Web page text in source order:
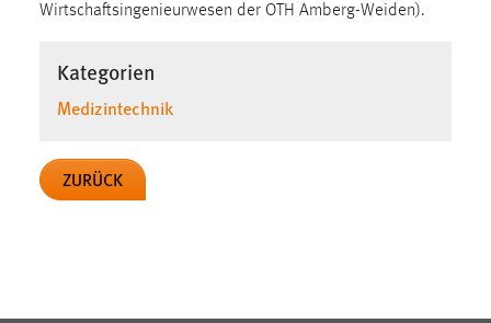
Wirtschaftsingenieurwesen der OTH Amberg-Weiden).
Kategorien
Medizintechnik
ZURÜCK
Cookie Laufzeit:
Jahre, MIBEW_UserID = 1 Jahr